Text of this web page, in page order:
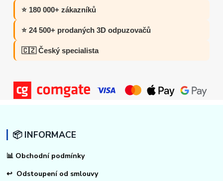
⭐ 180 000+ zákazníků
⭐ 24 500+ prodaných 3D odpuzovačů
🇨🇿 Český specialista
📦 INFORMACE
📊 Obchodní podmínky
↩ Odstoupení od smlouvy